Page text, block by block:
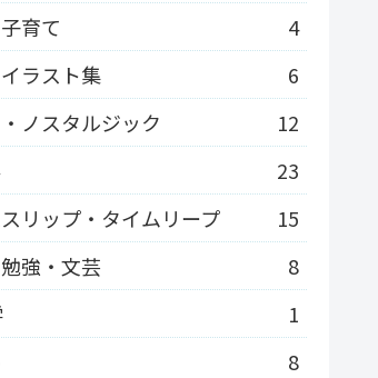
育て
4
ラスト集
6
ノスタルジック
12
23
リップ・タイムリープ
15
強・文芸
8
1
8